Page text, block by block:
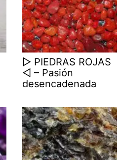
▷ PIEDRAS ROJAS
◁ – Pasión
desencadenada